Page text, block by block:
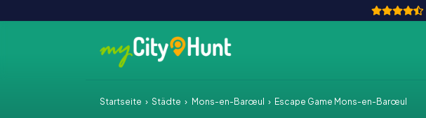
Startseite Städte Mons-en-Barœul Escape Game Mons-en-Barœul